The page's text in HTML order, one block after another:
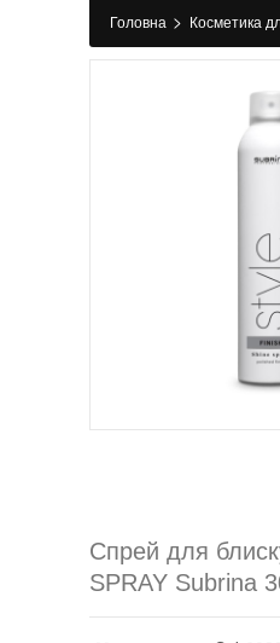
Головна > Косметика
>Спрей для волосся>
SHINE SPRAY Subrina
Спрей для
SPRAY Subrina